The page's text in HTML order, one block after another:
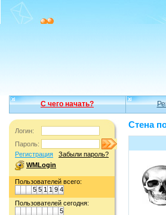
С чего начать?
Логин:
Пароль:
Регистрация
Забыли пароль?
WMLogin
Пользователей всего:
5 5 1 1 9 4
Пользователей сегодня:
5
Стена